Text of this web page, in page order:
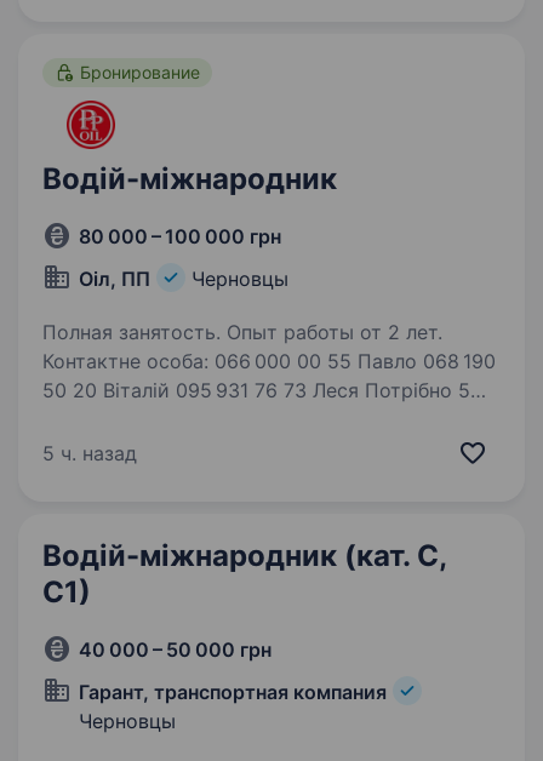
Бронирование
Водій-міжнародник
80 000 – 100 000 грн
Оіл, ПП
Черновцы
Полная занятость. Опыт работы от 2 лет.
Контактне особа: 066 000 00 55 Павло 068 190
50 20 Віталій 095 931 76 73 Леся Потрібно 5
по Україні та міжнародних (Румунія). Повна
5 ч. назад
Водій-міжнародник (кат. С,
С1)
40 000 – 50 000 грн
Гарант, транспортная компания
Черновцы